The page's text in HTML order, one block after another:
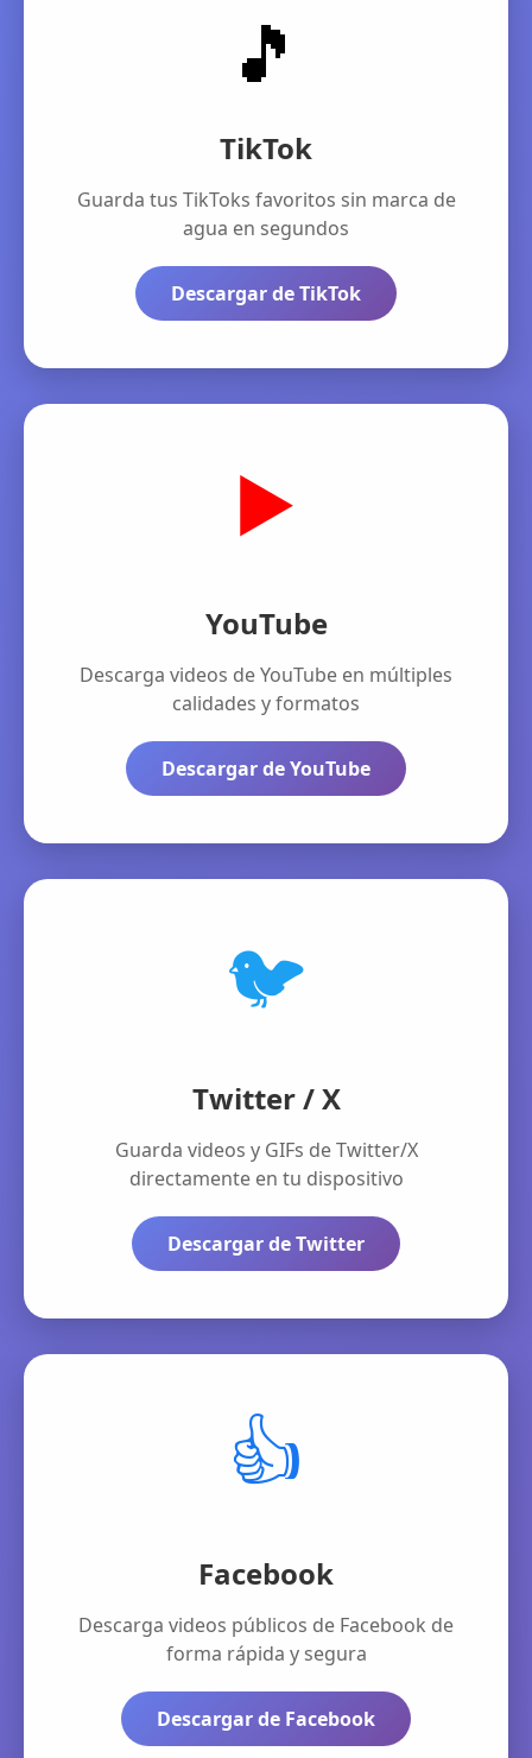
🎵
TikTok
Guarda tus TikToks favoritos sin marca de
agua en segundos
Descargar de TikTok
▶️
YouTube
Descarga videos de YouTube en múltiples
calidades y formatos
Descargar de YouTube
🐦
Twitter / X
Guarda videos y GIFs de Twitter/X
directamente en tu dispositivo
Descargar de Twitter
👍
Facebook
Descarga videos públicos de Facebook de
forma rápida y segura
Descargar de Facebook